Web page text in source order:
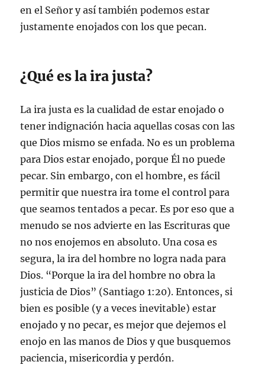
en el Señor y así también podemos estar
justamente enojados con los que pecan.
¿Qué es la ira justa?
La ira justa es la cualidad de estar enojado o
tener indignación hacia aquellas cosas con las
que Dios mismo se enfada. No es un problema
para Dios estar enojado, porque Él no puede
pecar. Sin embargo, con el hombre, es fácil
permitir que nuestra ira tome el control para
que seamos tentados a pecar. Es por eso que a
menudo se nos advierte en las Escrituras que
no nos enojemos en absoluto. Una cosa es
segura, la ira del hombre no logra nada para
Dios. “Porque la ira del hombre no obra la
justicia de Dios” (Santiago 1:20). Entonces, si
bien es posible (y a veces inevitable) estar
enojado y no pecar, es mejor que dejemos el
enojo en las manos de Dios y que busquemos
paciencia, misericordia y perdón.